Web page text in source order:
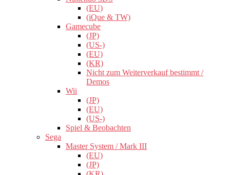
(EU)
(iQue & TW)
Gamecube
(JP)
(US-)
(EU)
(KR)
Nicht zum Weiterverkauf bestimmt /
Demos
Wii
(JP)
(EU)
(US-)
Spiel & Beobachten
Sega
Master System / Mark III
(EU)
(JP)